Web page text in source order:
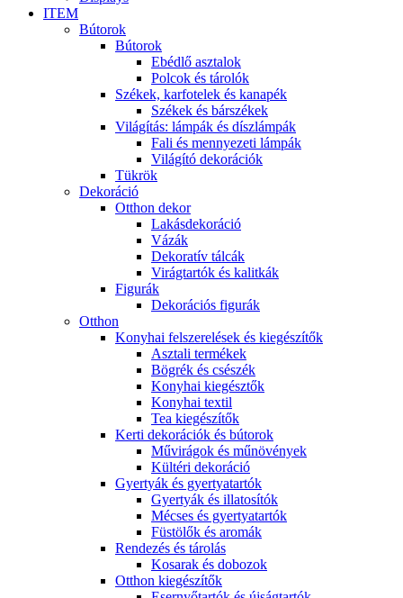
ITEM
Bútorok
Bútorok
Ebédlő asztalok
Polcok és tárolók
Székek, karfotelek és kanapék
Székek és bárszékek
Világítás: lámpák és díszlámpák
Fali és mennyezeti lámpák
Világító dekorációk
Tükrök
Dekoráció
Otthon dekor
Lakásdekoráció
Vázák
Dekoratív tálcák
Virágtartók és kalitkák
Figurák
Dekorációs figurák
Otthon
Konyhai felszerelések és kiegészítők
Asztali termékek
Bögrék és csészék
Konyhai kiegésztők
Konyhai textil
Tea kiegészítők
Kerti dekorációk és bútorok
Művirágok és műnövények
Kültéri dekoráció
Gyertyák és gyertyatartók
Gyertyák és illatosítók
Mécses és gyertyatartók
Füstölők és aromák
Rendezés és tárolás
Kosarak és dobozok
Otthon kiegészítők